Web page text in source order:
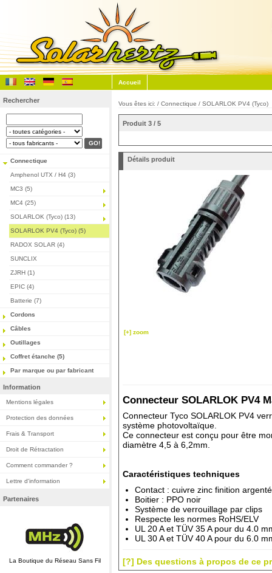
Accueil
Rechercher
Connectique
Amphenol UTX / H4 (3)
MC3 (5)
MC4 (25)
SOLARLOK (Tyco) (13)
SOLARLOK PV4 (Tyco) (5)
RADOX SOLAR (4)
SUNCLIX
ZJRH (1)
EPIC (4)
Batterie (7)
Cordons
Câbles
Outillages
Coffret étanche (5)
Par marque ou par fabricant
Information
Mentions légales
Protection des données
Frais & Transport
Droit de Rétractation
Comment commander ?
Lettre d'information
Partenaires
La Boutique du Réseau Sans Fil
Vous êtes ici: / Connectique / SOLARLOK PV4 (Tyco)
Produit 3 / 5
Détails produit
[+] zoom
Connecteur SOLARLOK PV4
Connecteur Tyco SOLARLOK PV4
système photovoltaïque.
Ce connecteur est conçu pour être
diamètre 4,5 à 6,2mm.
Caractéristiques techniques
Contact : cuivre zinc finition argenté
Boitier : PPO noir
Système de verrouillage par clips
Respecte les normes RoHS/ELV
UL 20 A et TÜV 35 A pour du 4.0
UL 30 A et TÜV 40 A pour du 6.0
[?] Des questions à propos de ce